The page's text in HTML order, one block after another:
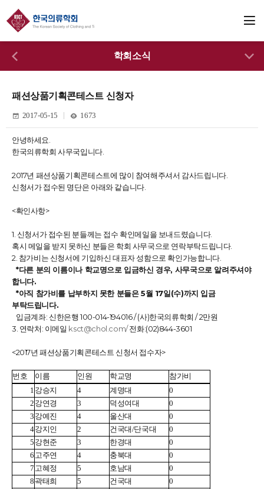
학회소식
패션상품기획콘테스트 신청자
2017-05-15 1673
안녕하세요.
한국의류학회 사무국입니다.
2017년 패션상품기획콘테스트에 많이 참여해주셔서 감사드립니다.
신청서가 접수된 명단은 아래와 같습니다.
<확인사항>
1. 신청서가 접수된 분들께는 접수 확인메일을 보내드렸습니다.
혹시 메일을 받지 못하신 분들은 학회 사무국으로 연락부탁드립니다.
2. 참가비는 신청서에 기입하신 대표자 성함으로 확인가능합니다.
*다른 분의 이름이나 학교명으로 입금하신 경우, 사무국으로 알려주셔야
합니다.
*아직 참가비를 납부하지 못한 분들은 5월 17일(수)까지 입금
부탁드립니다.
입금계좌: 신한은행 100-014-194016 / (사)한국의류학회 / 2만원
3. 연락처: 이메일 ksct@chol.com/전화:(02)844-3601
<2017년 패션상품기획콘테스트 신청서 접수자>
번호 이름 인원 학교명
참가비
1 강승지 4 계명대
0
2 강연경 3 덕성여대
0
3 강예진 4 울산대
0
4강지인 2 건국대/단국대
0
5 강현준 3 한경대
0
6 고주연 4 충북대
0
7 고혜정 5 호남대
0
8 곽태희 5 건국대
0